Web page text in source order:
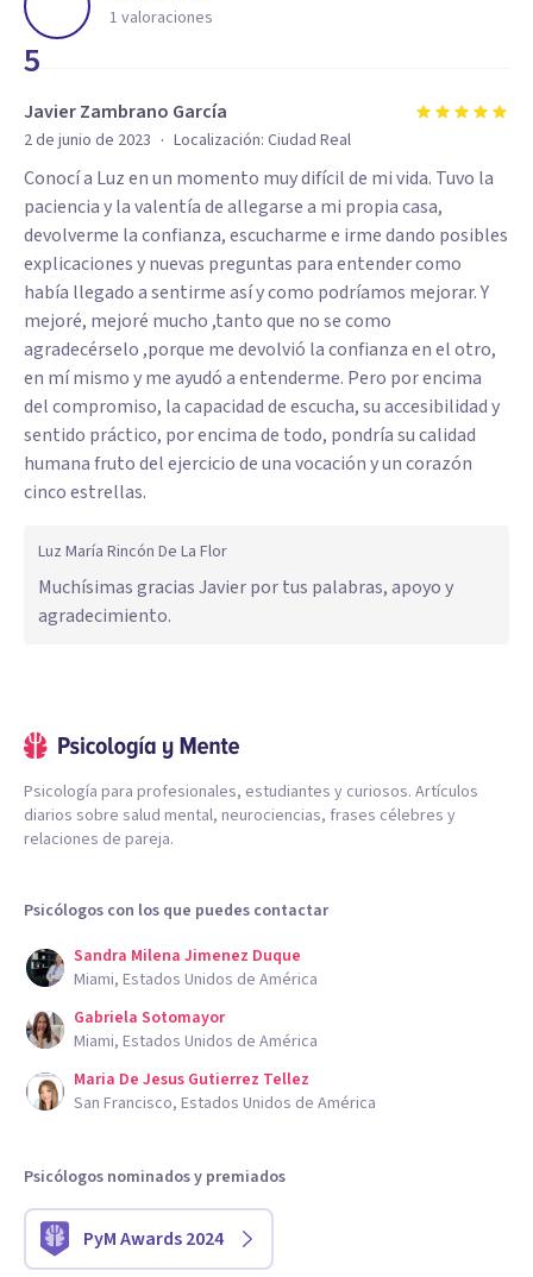
5
1 valoraciones
Javier Zambrano García
2 de junio de 2023 · Localización: Ciudad Real
Conocí a Luz en un momento muy difícil de mi vida. Tuvo la
paciencia y la valentía de allegarse a mi propia casa,
devolverme la confianza, escucharme e irme dando posibles
explicaciones y nuevas preguntas para entender como
había llegado a sentirme así y como podríamos mejorar. Y
mejoré, mejoré mucho ,tanto que no se como
agradecérselo ,porque me devolvió la confianza en el otro,
en mí mismo y me ayudó a entenderme. Pero por encima
del compromiso, la capacidad de escucha, su accesibilidad y
sentido práctico, por encima de todo, pondría su calidad
humana fruto del ejercicio de una vocación y un corazón
cinco estrellas.
Luz María Rincón De La Flor
Muchísimas gracias Javier por tus palabras, apoyo y
agradecimiento.
Psicología para profesionales, estudiantes y curiosos. Artículos
diarios sobre salud mental, neurociencias, frases célebres y
relaciones de pareja.
Psicólogos con los que puedes contactar
Sandra Milena Jimenez Duque
Miami, Estados Unidos de América
Gabriela Sotomayor
Miami, Estados Unidos de América
Maria De Jesus Gutierrez Tellez
San Francisco, Estados Unidos de América
Psicólogos nominados y premiados
PyM Awards 2024